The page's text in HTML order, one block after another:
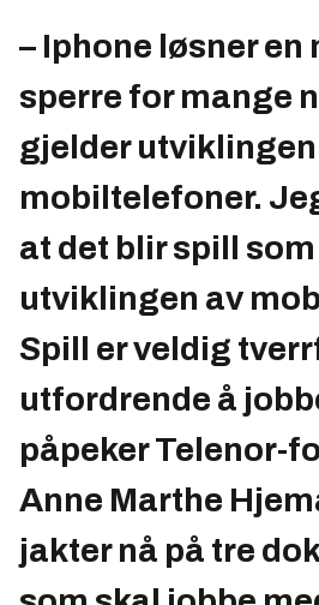
– Iphone løsner en
sperre for mange
gjelder
mobiltelefoner.
at det blir spill
utviklingen av
Spill er veldig
utfordrende å
påpeker Telenor-
Anne Marthe
jakter nå på tre